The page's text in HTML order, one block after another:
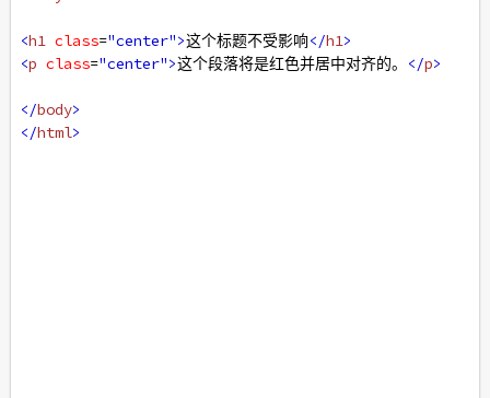
<h1 class="center">这个标题不受影响</h1>
<p class="center">这个段落将是红色并居中对齐的。 </p>
</body>
</html>